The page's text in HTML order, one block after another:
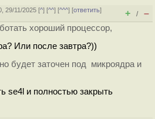
29/11/2025 [^] [^^] [^^^] [ответить]
+ / –
хороший процессор,
Или после завтра?))
будет заточен под микроядра и
se4l и полностью закрыть